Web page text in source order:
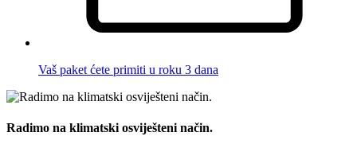
Vaš paket ćete primiti u roku 3 dana
Radimo na klimatski osviješteni način.